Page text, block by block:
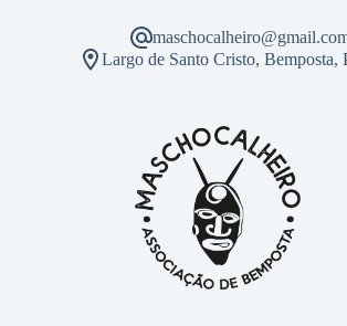
Largo de Santo Cristo, Bemposta,